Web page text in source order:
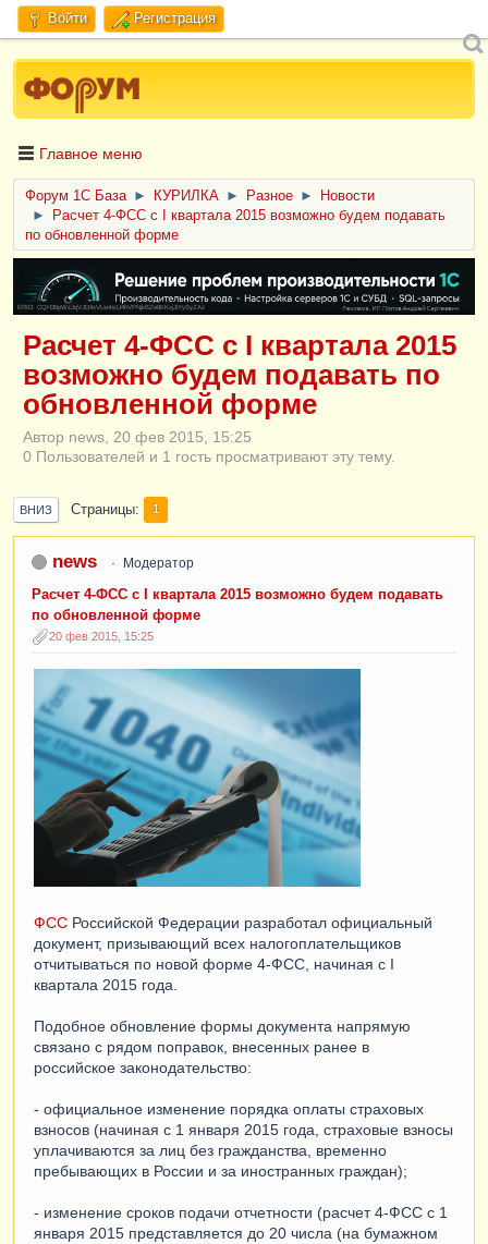
Войти Регистрация
Главное меню
Форум 1C База ► КУРИЛКА ► Разное ►
Новости
►
Расчет 4-ФСС с I квартала 2015 возможно будем подавать
по обновленной форме
ERID: CQH36pWzJqVJD4xVLsnhcU4hVPNjkBZe8KKxjJiYySyZAz
Расчет 4-ФСС с I квартала 2015
возможно будем подавать по
обновленной форме
Автор news, 20 фев 2015, 15:25
0 Пользователей и 1 гость просматривают эту тему.
ВНИЗ Страницы 1
news Модератор
Расчет 4-ФСС с I квартала 2015 возможно будем подавать
по обновленной форме
20 фев 2015, 15:25
ФСС Российской Федерации разработал официальный
документ, призывающий всех налогоплательщиков
отчитываться по новой форме 4-ФСС, начиная с I
квартала 2015 года.
Подобное обновление формы документа напрямую
связано с рядом поправок, внесенных ранее в
российское законодательство:
- официальное изменение порядка оплаты страховых
взносов (начиная с 1 января 2015 года, страховые взносы
уплачиваются за лиц без гражданства, временно
пребывающих в России и за иностранных граждан);
- изменение сроков подачи отчетности (расчет 4-ФСС с 1
января 2015 представляется до 20 числа (на бумажном